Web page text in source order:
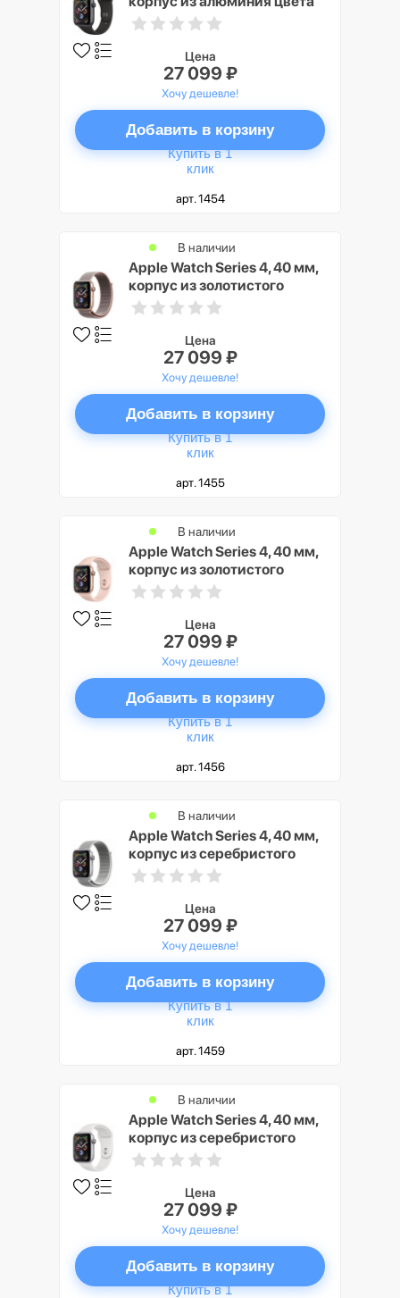
«серый космос»,
черного цвета
Цена
27 099 ₽
Хочу дешевле!
Добавить в корзину
Купить в 1
клик
арт. 1454
Apple Watch Series 4, 40 мм,
корпус из золотистого
алюминия, спортивный
В наличии
Цена
27 099 ₽
Хочу дешевле!
Добавить в корзину
Купить в 1
клик
арт. 1455
Apple Watch Series 4, 40 мм,
корпус из золотистого
алюминия, спортивный
песок» (золотистый)
В наличии
Цена
27 099 ₽
Хочу дешевле!
Добавить в корзину
Купить в 1
клик
арт. 1456
Apple Watch Series 4, 40 мм,
корпус из серебристого
алюминия, спортивный
ракушка»
В наличии
Цена
27 099 ₽
Хочу дешевле!
Добавить в корзину
Купить в 1
клик
арт. 1459
Apple Watch Series 4, 40 мм,
корпус из серебристого
алюминия, спортивный
В наличии
Цена
27 099 ₽
Хочу дешевле!
Добавить в корзину
Купить в 1